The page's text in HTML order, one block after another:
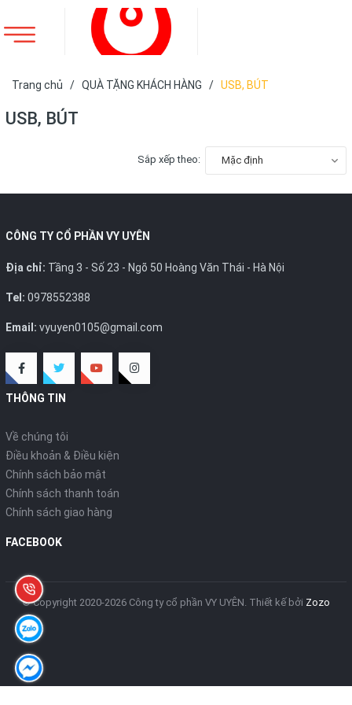
Trang chủ / QUÀ TẶNG KHÁCH HÀNG / USB, BÚT
USB, BÚT
Sắp xếp theo: Mặc định
CÔNG TY CỔ PHẦN VY UYÊN
Địa chỉ: Tầng 3 - Số 23 - Ngõ 50 Hoàng Văn Thái - Hà Nội
Tel: 0978552388
Email: vyuyen0105@gmail.com
THÔNG TIN
Về chúng tôi
Điều khoản & Điều kiện
Chính sách bảo mật
Chính sách thanh toán
Chính sách giao hàng
FACEBOOK
© Copyright 2020-2026 Công ty cổ phần VY UYÊN. Thiết kế bởi Zozo